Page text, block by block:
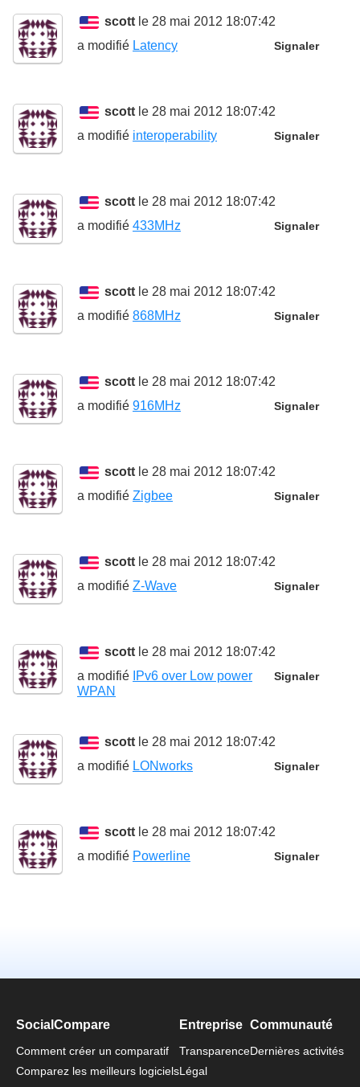
scott le 28 mai 2012 18:07:42
Signaler
a modifié Latency
scott le 28 mai 2012 18:07:42
Signaler
a modifié interoperability
scott le 28 mai 2012 18:07:42
Signaler
a modifié 433MHz
scott le 28 mai 2012 18:07:42
Signaler
a modifié 868MHz
scott le 28 mai 2012 18:07:42
Signaler
a modifié 916MHz
scott le 28 mai 2012 18:07:42
Signaler
a modifié Zigbee
scott le 28 mai 2012 18:07:42
Signaler
a modifié Z-Wave
scott le 28 mai 2012 18:07:42
Signaler
a modifié IPv6 over Low power
WPAN
scott le 28 mai 2012 18:07:42
Signaler
a modifié LONworks
scott le 28 mai 2012 18:07:42
Signaler
a modifié Powerline
SocialCompare
Comment créer un comparatif
Comparez les meilleurs logiciels
Entreprise
Transparence
Légal
Communauté
Dernières activités